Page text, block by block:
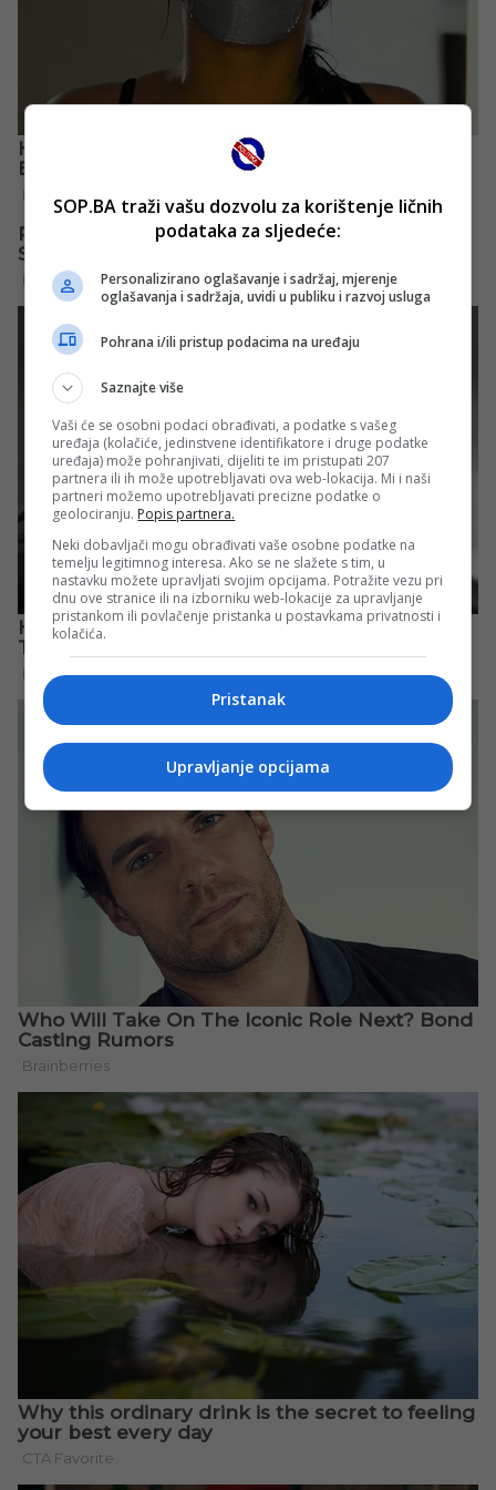
SOP.BA traži vašu dozvolu za korištenje ličnih
podataka za sljedeće:
Personalizirano oglašavanje i sadržaj, mjerenje
oglašavanja i sadržaja, uvidi u publiku i razvoj usluga
Pohrana i/ili pristup podacima na uređaju
Saznajte više
Vaši će se osobni podaci obrađivati, a podatke s vašeg
uređaja (kolačiće, jedinstvene identifikatore i druge podatke
uređaja) može pohranjivati, dijeliti te im pristupati 207
partnera ili ih može upotrebljavati ova web-lokacija. Mi i naši
partneri možemo upotrebljavati precizne podatke o
geolociranju. Popis partnera.
Neki dobavljači mogu obrađivati vaše osobne podatke na
temelju legitimnog interesa. Ako se ne slažete s tim, u
nastavku možete upravljati svojim opcijama. Potražite vezu pri
dnu ove stranice ili na izborniku web-lokacije za upravljanje
pristankom ili povlačenje pristanka u postavkama privatnosti i
kolačića.
Pristanak
Upravljanje opcijama